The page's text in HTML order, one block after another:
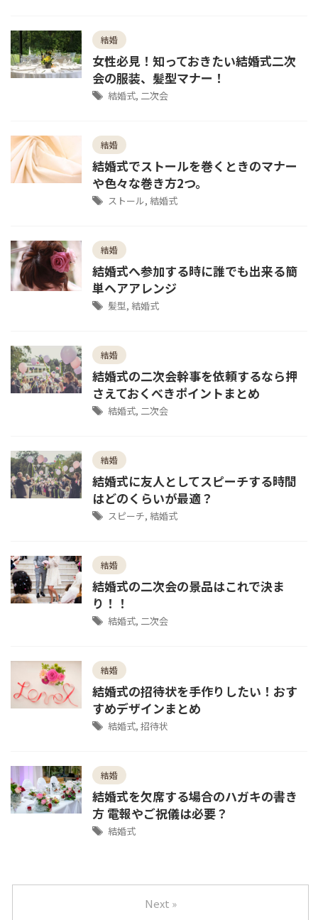
結婚
女性必見！知っておきたい結婚式二次
会の服装、髪型マナー！
結婚式, 二次会
結婚
結婚式でストールを巻くときのマナー
や色々な巻き方2つ。
ストール, 結婚式
結婚
結婚式へ参加する時に誰でも出来る簡
単ヘアアレンジ
髪型, 結婚式
結婚
結婚式の二次会幹事を依頼するなら押
さえておくべきポイントまとめ
結婚式, 二次会
結婚
結婚式に友人としてスピーチする時間
はどのくらいが最適？
スピーチ, 結婚式
結婚
結婚式の二次会の景品はこれで決ま
り！！
結婚式, 二次会
結婚
結婚式の招待状を手作りしたい！おす
すめデザインまとめ
結婚式, 招待状
結婚
結婚式を欠席する場合のハガキの書き
方 電報やご祝儀は必要？
結婚式
Next »